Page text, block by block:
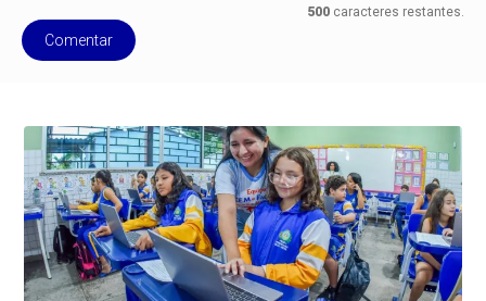
500caracteres restantes.
Comentar